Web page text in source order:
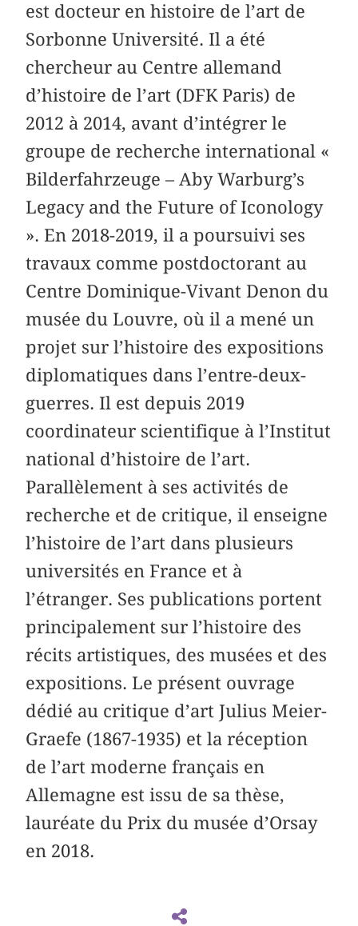
est docteur en histoire de l’art de
Sorbonne Université. Il a été
chercheur au Centre allemand
d’histoire de l’art (DFK Paris) de
2012 à 2014, avant d’intégrer le
groupe de recherche international «
Bilderfahrzeuge – Aby Warburg’s
Legacy and the Future of Iconology
». En 2018-2019, il a poursuivi ses
travaux comme postdoctorant au
Centre Dominique-Vivant Denon du
musée du Louvre, où il a mené un
projet sur l’histoire des expositions
diplomatiques dans l’entre-deux-
guerres. Il est depuis 2019
coordinateur scientifique à l’Institut
national d’histoire de l’art.
Parallèlement à ses activités de
recherche et de critique, il enseigne
l’histoire de l’art dans plusieurs
universités en France et à
l’étranger. Ses publications portent
principalement sur l’histoire des
récits artistiques, des musées et des
expositions. Le présent ouvrage
dédié au critique d’art Julius Meier-
Graefe (1867-1935) et la réception
de l’art moderne français en
Allemagne est issu de sa thèse,
lauréate du Prix du musée d’Orsay
en 2018.